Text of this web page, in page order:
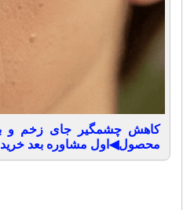
محصول◀اول مشاوره بعد خرید